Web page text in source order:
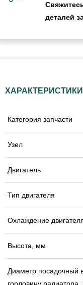
деталей
ХАРАКТЕРИСТИКИ
Категория запчасти
Узел
Двигатель
Тип двигателя
Охлаждение
Высота, мм
Диаметр посадочный